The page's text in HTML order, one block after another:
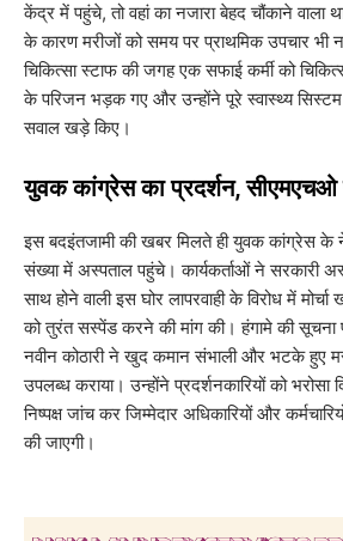
केंद्र में पहुंचे, तो वहां का नजारा बेहद चौंकाने वाला
के कारण मरीजों को समय पर प्राथमिक उपचार भी
चिकित्सा स्टाफ की जगह एक सफाई कर्मी को
के परिजन भड़क गए और उन्होंने पूरे स्वास्थ्य सिस्टम
सवाल खड़े किए।
​युवक कांग्रेस का प्रदर्शन,
​इस बदइंतजामी की खबर मिलते ही युवक कांग्रेस के
संख्या में अस्पताल पहुंचे। कार्यकर्ताओं ने सरकारी
साथ होने वाली इस घोर लापरवाही के विरोध में
को तुरंत सस्पेंड करने की मांग की। हंगामे की
नवीन कोठारी ने खुद कमान संभाली और भटके हुए
उपलब्ध कराया। उन्होंने प्रदर्शनकारियों को भरोसा
निष्पक्ष जांच कर जिम्मेदार अधिकारियों और
की जाएगी।